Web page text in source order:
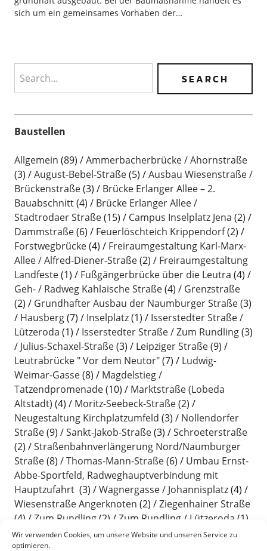
Wir verwenden Cookies, um unsere Website und unseren Service zu
optimieren.
sich um ein gemeinsames Vorhaben der…
Baustellen
Allgemein (89)
Ammerbacherbrücke / Ahornstraße
(3)
August-Bebel-Straße(5)
Ausbau Wiesenstraße /
Brückenstraße(3)
Brücke Erlanger Allee – 2.
Bauabschnitt(4)
Brücke Erlanger Allee /
Stadtrodaer Straße(15) Campus Inselplatz Jena (2)
Dammstraße(6) Feuerlöschteich Krippendorf(2)
Forstwegbrücke(4)
Freiraumgestaltung Karl-Marx-
Allee / Alfred-Diener-Straße(2)
Freiraumgestaltung
Landfeste(1) Fußgängerbrücke über die Leutra (4)
Geh- / Radweg Kahlaische Straße(4)
Grenzstraße
(2)
Grundhafter Ausbau der Naumburger Straße(3)
Hausberg(7) Inselplatz(1)
Isserstedter Straße /
Lützeroda (1) Isserstedter Straße / Zum Rundling(3)
Julius-Schaxel-Straße(3) Leipziger Straße(9)
Leutrabrücke " Vor dem Neutor"(7)
Ludwig-
Weimar-Gasse(8)
Magdelstieg /
Tatzendpromenade(10)
Marktstraße (Lobeda
Altstadt) (4) Moritz-Seebeck-Straße(2)
Neugestaltung Kirchplatzumfeld (3)
Nollendorfer
Straße(9) Sankt-Jakob-Straße(3)
Schroeterstraße
(2)
Straßenbahnverlängerung Nord/Naumburger
Straße(8) Thomas-Mann-Straße(6)
Umbau Ernst-
Abbe-Sportfeld, Radweghauptverbindung mit
Hauptzufahrt (3) Wagnergasse / Johannisplatz(4)
Wiesenstraße Angerknoten (2)
Ziegenhainer Straße
(4)
Zum Rundling(2) Zum Rundling / Lützeroda (1)
Zwätzengasse/Ballhausgasse(10)